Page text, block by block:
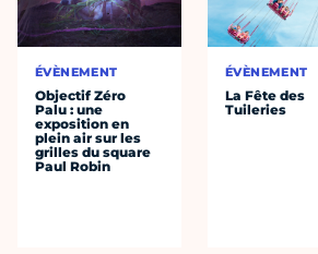
ÉVÈNEMENT
Objectif Zéro
Palu : une
exposition en
plein air sur les
grilles du square
Paul Robin
ÉVÈNEMENT
La Fête des
Tuileries